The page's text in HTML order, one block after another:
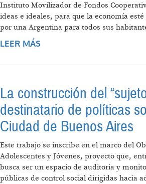
Instituto Movilizador de Fondos
ideas e ideales, para que la economía
por una Argentina para todos sus
LEER MÁS
La construcción del
destinatario de políticas
Ciudad de Buenos Aires
Este trabajo se inscribe en el marco del
Adolescentes y Jóvenes, proyecto que,
busca ser un espacio de auditoria y
públicas de control social dirigidas hacia